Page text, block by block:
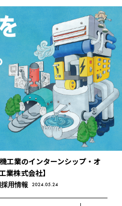
工業のインターンシップ・オ
業株式会社】
用情報 2024.05.24